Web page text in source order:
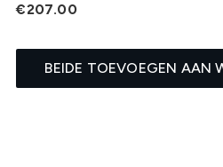
€207.00
BEIDE TOEVOEGEN AAN